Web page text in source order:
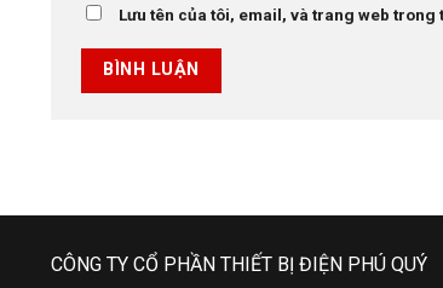
Lưu tên của tôi, email, và trang web trong
CÔNG TY CỔ PHẦN THIẾT BỊ ĐIỆN PHÚ QUÝ